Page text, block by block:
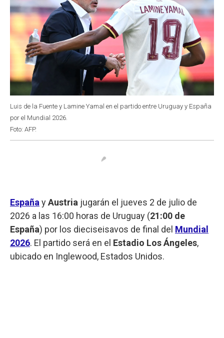
Luis de la Fuente y Lamine Yamal en el partido entre Uruguay y España
por el Mundial 2026.
Foto: AFP.
España yAustria jugarán el jueves 2 de julio de
2026 a las 16:00 horas de Uruguay (21:00 de
España) por los dieciseisavos de final del Mundial
2026. El partido será en el Estadio Los Ángeles,
ubicado en Inglewood, Estados Unidos.